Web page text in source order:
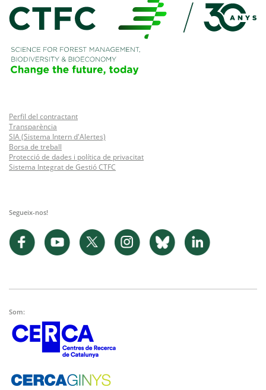
Perfil del contractant
Transparència
SIA (Sistema Intern d'Alertes)
Borsa de treball
Protecció de dades i política de privacitat
Sistema Integrat de Gestió CTFC
Segueix-nos!
Som: